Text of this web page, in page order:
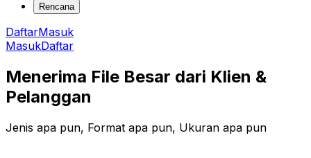
Rencana
DaftarMasuk
MasukDaftar
Menerima File Besar dari Klien &
Pelanggan
Jenis apa pun, Format apa pun, Ukuran apa pun